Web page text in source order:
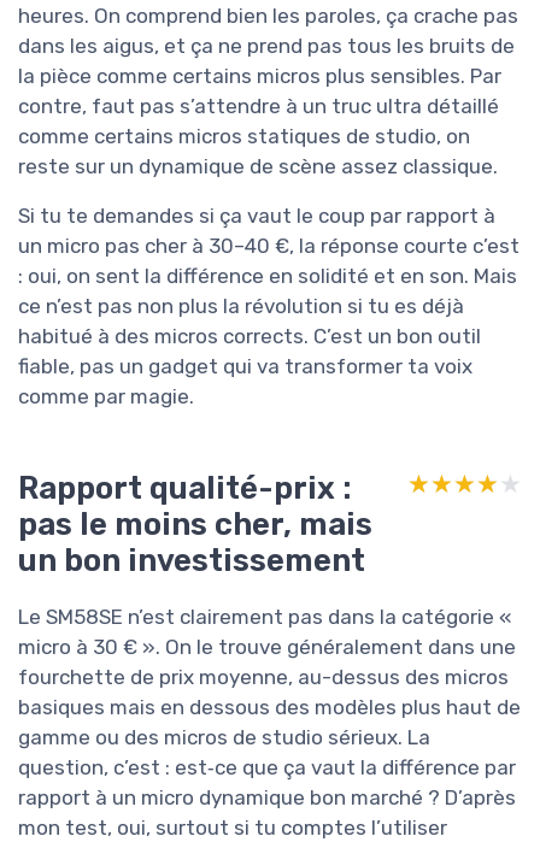
heures. On comprend bien les paroles, ça crache pas
dans les aigus, et ça ne prend pas tous les bruits de
la pièce comme certains micros plus sensibles. Par
contre, faut pas s’attendre à un truc ultra détaillé
comme certains micros statiques de studio, on
reste sur un dynamique de scène assez classique.
Si tu te demandes si ça vaut le coup par rapport à
un micro pas cher à 30–40 €, la réponse courte c’est
: oui, on sent la différence en solidité et en son. Mais
ce n’est pas non plus la révolution si tu es déjà
habitué à des micros corrects. C’est un bon outil
fiable, pas un gadget qui va transformer ta voix
comme par magie.
Rapport qualité-prix :
pas le moins cher, mais
un bon investissement
★★★★★
★★★★★
Le SM58SE n’est clairement pas dans la catégorie «
micro à 30 € ». On le trouve généralement dans une
fourchette de prix moyenne, au-dessus des micros
basiques mais en dessous des modèles plus haut de
gamme ou des micros de studio sérieux. La
question, c’est : est‑ce que ça vaut la différence par
rapport à un micro dynamique bon marché ? D’après
mon test, oui, surtout si tu comptes l’utiliser